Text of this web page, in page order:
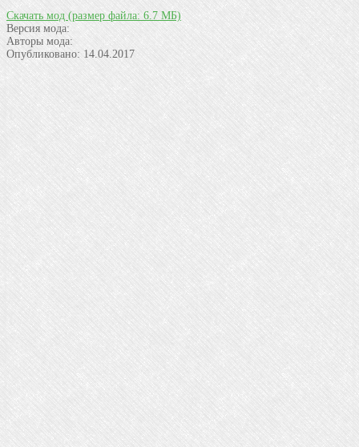
Скачать мод (размер файла: 6.7 МБ)
Версия мода:
Авторы мода:
Опубликовано: 14.04.2017